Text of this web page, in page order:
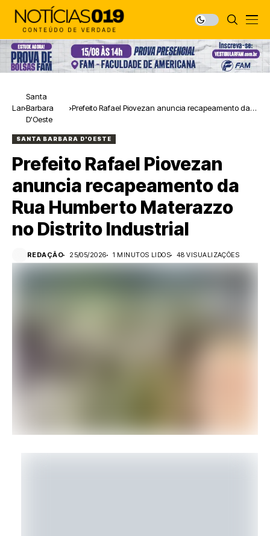
Lar
Santa
Barbara
D'Oeste
Prefeito Rafael Piovezan anuncia recapeamento da
SANTA BARBARA D'OESTE
Prefeito Rafael Piovezan
anuncia recapeamento da
Rua Humberto Materazzo
no Distrito Industrial
REDAÇÃO 25/05/2026 1 MINUTOS LIDOS 48 VISUALIZAÇÕES